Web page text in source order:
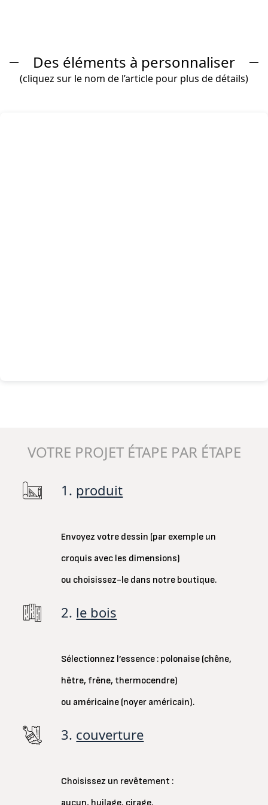
Des éléments à personnaliser
(cliquez sur le nom de l’article pour plus de détails)
VOTRE PROJET ÉTAPE PAR ÉTAPE
1. produit
Envoyez votre dessin (par exemple un
croquis avec les dimensions)
ou choisissez-le dans notre boutique.
2. le bois
Sélectionnez l’essence : polonaise (chêne,
hêtre, frêne, thermocendre)
ou américaine (noyer américain).
3. couverture
Choisissez un revêtement :